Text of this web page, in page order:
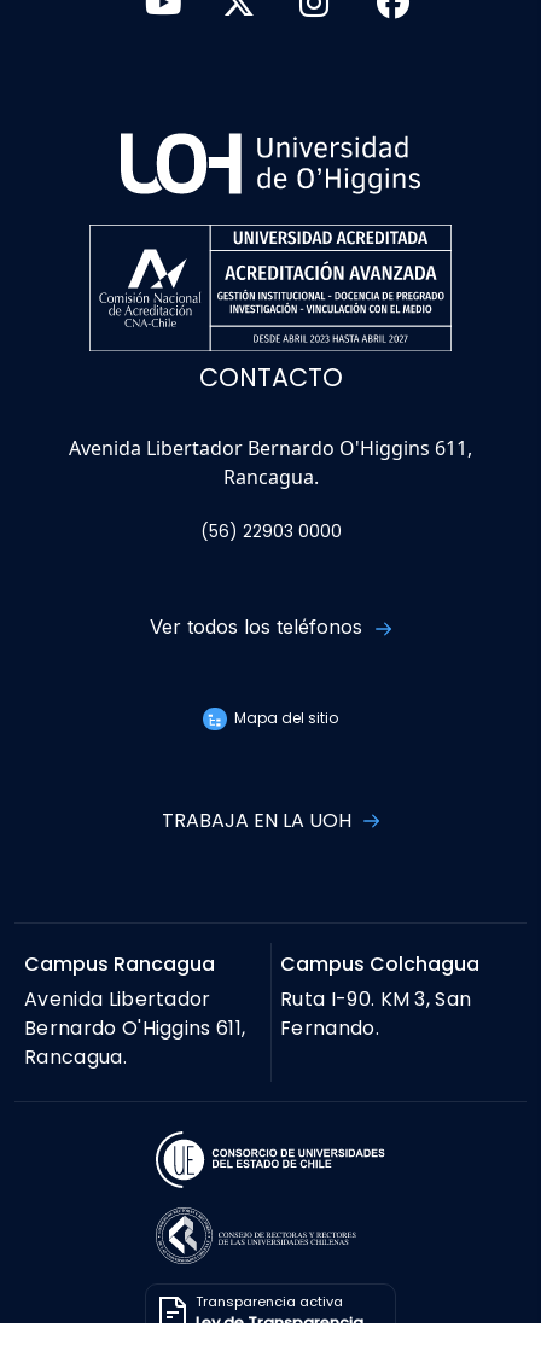
CONTACTO
Avenida Libertador Bernardo O'Higgins 611,
Rancagua.
(56) 22903 0000
Ver todos los teléfonos
Mapa del sitio
TRABAJA EN LA UOH
Campus Rancagua
Avenida Libertador
Bernardo O'Higgins 611,
Rancagua.
Campus Colchagua
Ruta I-90. KM 3, San
Fernando.
Transparencia activa
Ley de Transparencia